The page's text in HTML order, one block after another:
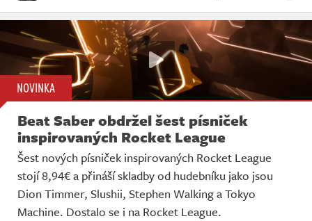
NOVINKA
Beat Saber obdržel šest písniček
inspirovaných Rocket League
Šest nových písniček inspirovaných Rocket League
stojí 8,94€ a přináší skladby od hudebníku jako jsou
Dion Timmer, Slushii, Stephen Walking a Tokyo
Machine. Dostalo se i na Rocket League.